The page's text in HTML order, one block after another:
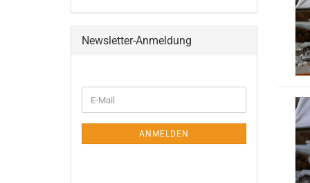
Newsletter-Anmeldung
ZUR
E-
Mail
ANMELDEN